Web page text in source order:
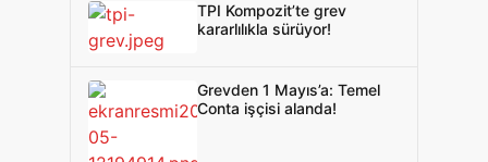
TPI Kompozit’te grev
kararlılıkla sürüyor!
Grevden 1 Mayıs’a: Temel
Conta işçisi alanda!